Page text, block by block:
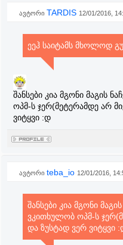
ავტორი TARDIS 12/01/2016,
ეეჰ საიტამს მხოლოდ
შანსები კია მგონი მაგის
ოპმ-ს ჯერ(მეტერამდე არ
ვიტყვი :დ
ავტორი teba_io 12/01/2016,
შანსები კია მგონი
ვკითხულობ ოპმ-ს
და ზუსტად ვერ ვიტყვი